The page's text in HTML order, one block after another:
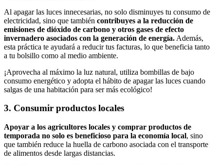
Al apagar las luces innecesarias, no solo disminuyes tu consumo de
electricidad, sino que también contribuyes a la reducción de
emisiones de dióxido de carbono y otros gases de efecto
invernadero asociados con la generación de energía. Además,
esta práctica te ayudará a reducir tus facturas, lo que beneficia tanto
a tu bolsillo como al medio ambiente.
¡Aprovecha al máximo la luz natural, utiliza bombillas de bajo
consumo energético y adopta el hábito de apagar las luces cuando
salgas de una habitación para ser más ecológico!
3. Consumir productos locales
Apoyar a los agricultores locales y comprar productos de
temporada no solo es beneficioso para la economía local, sino
que también reduce la huella de carbono asociada con el transporte
de alimentos desde largas distancias.